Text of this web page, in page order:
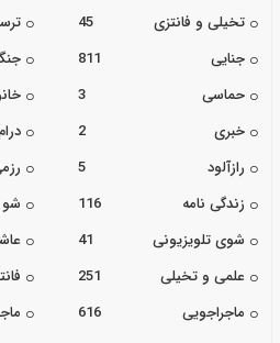
تخیلی و فانتزی
45
جنایی
811
حماسی
3
خبری
2
رازآلود
5
زندگی نامه
116 شو
شوی تلویزیونی
41
علمی و تخیلی
251
ماجراجویی
616